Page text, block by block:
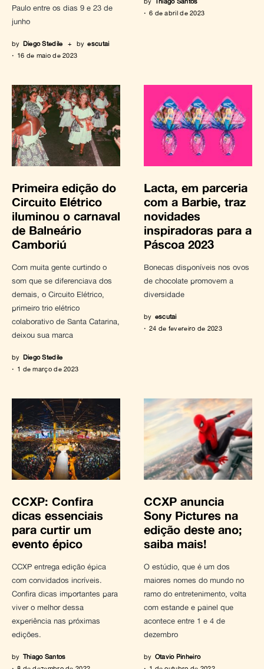
Paulo entre os dias 9 e 23 de
junho
by Diego Stedile + by escutai
16 de maio de 2023
6 de abril de 2023
Primeira edição do
Circuito Elétrico
iluminou o carnaval
de Balneário
Camboriú
Com muita gente curtindo o
som que se diferenciava dos
demais, o Circuito Elétrico,
primeiro trio elétrico
colaborativo de Santa Catarina,
deixou sua marca
by Diego Stedile
1 de março de 2023
Lacta, em parceria
com a Barbie, traz
novidades
inspiradoras para a
Páscoa 2023
Bonecas disponíveis nos ovos
de chocolate promovem a
diversidade
by escutai
24 de fevereiro de 2023
CCXP: Confira
dicas essenciais
para curtir um
evento épico
CCXP entrega edição épica
com convidados incríveis.
Confira dicas importantes para
viver o melhor dessa
experiência nas próximas
edições.
by Thiago Santos
CCXP anuncia
Sony Pictures na
edição deste ano;
saiba mais!
O estúdio, que é um dos
maiores nomes do mundo no
ramo do entretenimento, volta
com estande e painel que
acontece entre 1 e 4 de
dezembro
by Otavio Pinheiro